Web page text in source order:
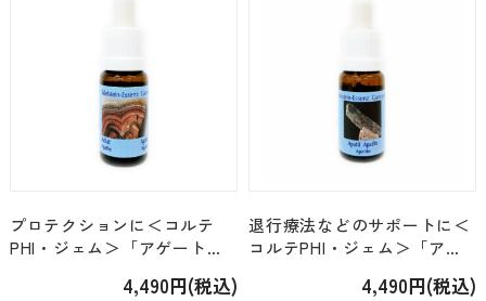
プロテクションに＜コルテ
PHI・ジェム＞「アゲート」
4,490円(税込)
退行療法などのサポートに＜
コルテPHI・ジェム＞「アパ
4,490円(税込)